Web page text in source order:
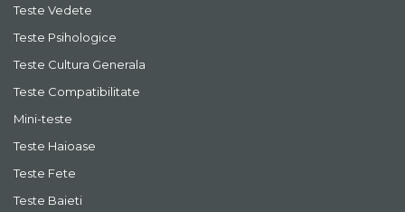
Teste Vedete
Teste Psihologice
Teste Cultura Generala
Teste Compatibilitate
Mini-teste
Teste Haioase
Teste Fete
Teste Baieti